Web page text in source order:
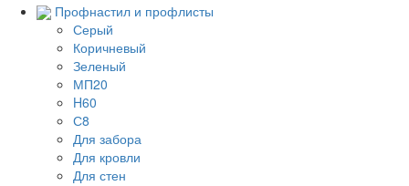
Профнастил и профлисты
Серый
Коричневый
Зеленый
МП20
H60
С8
Для забора
Для кровли
Для стен